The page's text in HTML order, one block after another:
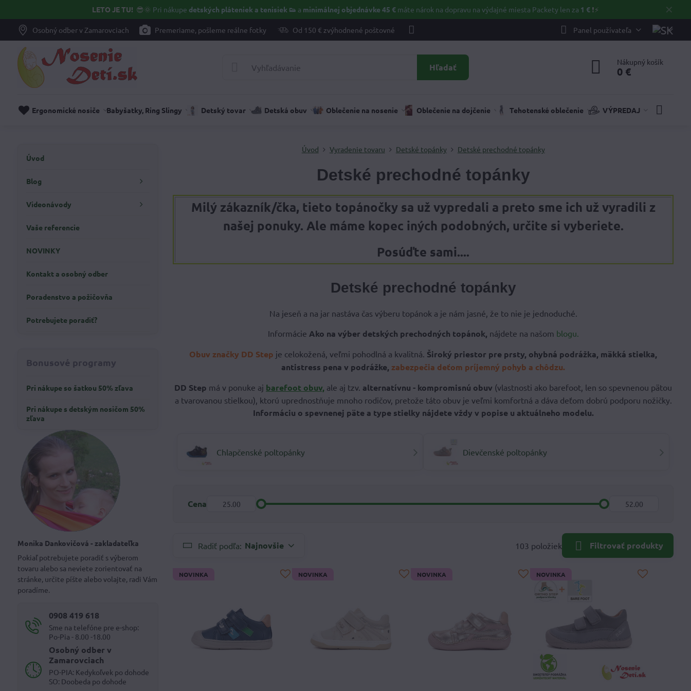
✕
LETO JE TU! 😎🌞 Pri nákupe detských pláteniek a tenisiek 👟 a minimálnej objednávke 45 €máte nárok na dopravu na výdajné miesta Packety len za 1 €❗⚡️
Osobný odber v Zamarovciach Premeriame, pošleme reálne fotky Od 150 € zvýhodnené poštovné Panel používateľa
Hľadať Nákupný košík
0 €
Ergonomické nosiče Babyšatky, Ring Slingy Detský tovar Detská obuv Oblečenie na nosenie Oblečenie na dojčenie Tehotenské oblečenie VÝPREDAJ
Úvod Vyradenie tovaru Detské topánky Detské prechodné topánky
Detské prechodné topánky
Milý zákazník/čka, tieto topánočky sa už vypredali a preto sme ich už vyradili z
našej ponuky. Ale máme kopec iných podobných, určite si vyberiete.
Posúďte sami....
Detské prechodné topánky
Na jeseň a na jar nastáva čas výberu topánok a je nám jasné, že to nie je jednoduché.
Informácie Ako na výber detských prechodných topánok, nájdete na našom blogu.
Obuv značky DD Step je celokožená, veľmi pohodlná a kvalitná. Široký priestor pre prsty, ohybná podrážka, mäkká stielka,
antistress pena v podrážke, zabezpečia deťom príjemný pohyb a chôdzu.
DD Step má v ponuke aj barefoot obuv, ale aj tzv. alternatívnu - kompromisnú obuv (vlastnosti ako barefoot, len so spevnenou pätou
a tvarovanou stielkou), ktorú uprednostňuje mnoho rodičov, pretože táto obuv je veľmi komfortná a dáva deťom dobrú podporu nožičky.
Informáciu o spevnenej päte a type stielky nájdete vždy v popise u aktuálneho modelu.
Chlapčenské poltopánky Dievčenské poltopánky
Radiť podľa: Najnovšie 103 položiek Filtrovať produkty
NOVINKA NOVINKA NOVINKA NOVINKA
Cena Do:
Úvod
Blog
Videonávody
Vaše referencie
NOVINKY
Kontakt a osobný odber
Poradenstvo a požičovňa
Potrebujete poradiť?
Bonusové programy
Pri nákupe so šatkou 50% zľava
Pri nákupe s detským nosičom 50%
zľava
Monika Dankovičová - zakladateľka
Pokiaľ potrebujete poradiť s výberom
tovaru alebo sa neviete zorientovať na
stránke, určite píšte alebo volajte, radi Vám
poradíme.
0908 419 618
Sme na telefóne pre e-shop:
Po-Pia - 8.00 -18.00
Osobný odber v
Zamarovciach
PO-PIA: Kedykoľvek po dohode
SO: Doobeda po dohode